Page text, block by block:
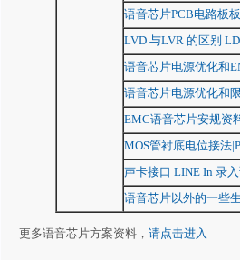
语音芯片PCB电路板
LVD 与LVR 的区别
语音芯片电源优化和
语音芯片电源优化和
EMC语音芯片安规资
MOS管衬底电位接法
声卡接口 LINE In 录
语音芯片以外的一些
更多语音芯片方案资料， 请点击进入